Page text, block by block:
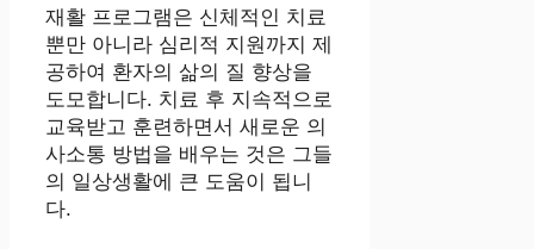
재활 프로그램은 신체적인 치료
뿐만 아니라 심리적 지원까지 제
공하여 환자의 삶의 질 향상을
도모합니다. 치료 후 지속적으로
교육받고 훈련하면서 새로운 의
사소통 방법을 배우는 것은 그들
의 일상생활에 큰 도움이 됩니
다.